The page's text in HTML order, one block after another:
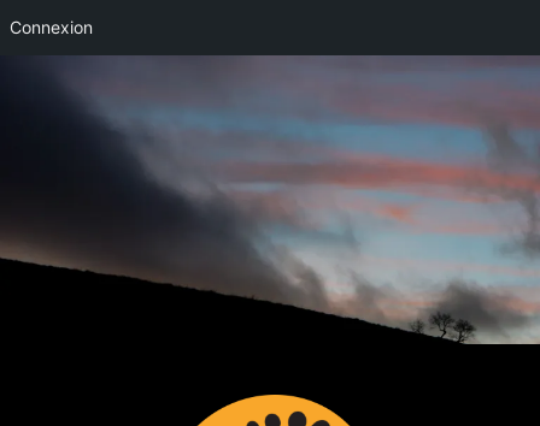
Connexion